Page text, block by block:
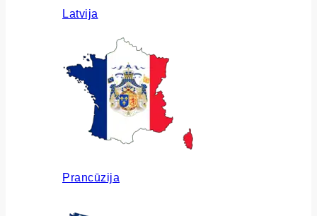
Latvija
Prancūzija